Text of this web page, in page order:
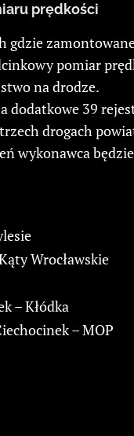
prędkości
gdzie
pomiar
na drodze.
dodatkowe 39
drogach
wykonawca
Wrocławskie
– Kłódka
– MOP